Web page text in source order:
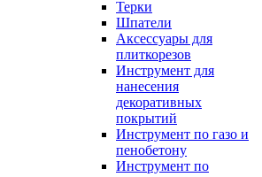
Терки
Шпатели
Аксессуары для
плиткорезов
Инструмент для
нанесения
декоративных
покрытий
Инструмент по газо и
пенобетону
Инструмент по